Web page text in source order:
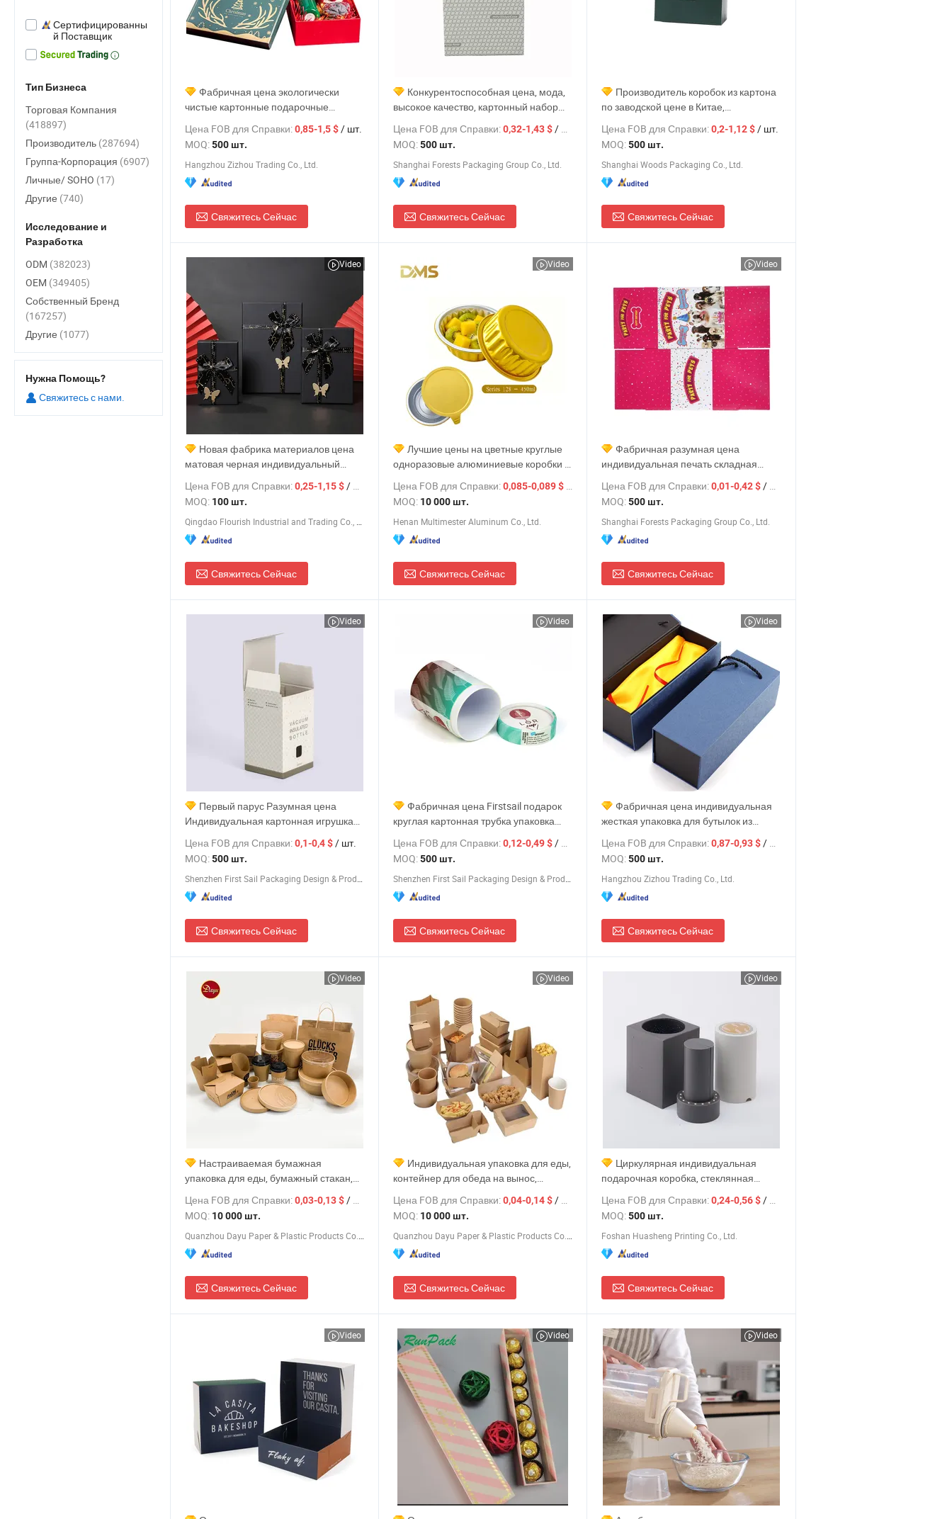
Фабричная цена экологически
чистые картонные подарочные
коробки с индивидуальным логотипом
для чашек кофе, роскошная упаковка
для рождественского печенья с
крышкой
Цена FOB для Справки:0,85-1,5 $/ шт.
MOQ:500 шт.
Hangzhou Zizhou Trading Co., Ltd.
Свяжитесь Сейчас
Конкурентоспособная цена, мода,
высокое качество, картонный набор
подарочная коробка, индивидуальная
роскошная складная подарочная
коробка
Цена FOB для Справки:0,32-1,43 $/ шт.
MOQ:500 шт.
Shanghai Forests Packaging Group Co., Ltd.
Свяжитесь Сейчас
Производитель коробок из картона
по заводской цене в Китае,
индивидуальная упаковка для чашек
Цена FOB для Справки:0,2-1,12 $/ шт.
MOQ:500 шт.
Shanghai Woods Packaging Co., Ltd.
Свяжитесь Сейчас
Video
Новая фабрика материалов цена
матовая черная индивидуальный
рождественское украшение картонная
упаковка упаковка доставка коробки
маленькая подарочная коробка
Цена FOB для Справки:0,25-1,15 $/ шт.
MOQ: 100 шт.
Свяжитесь Сейчас
Video
Лучшие цены на цветные круглые
одноразовые алюминиевые коробки с
Цена FOB для Справки:0,085-0,089 $/ шт.
MOQ: 10 000 шт.
Henan Multimester Aluminum Co., Ltd.
Свяжитесь Сейчас
Video
Фабричная разумная цена
индивидуальная печать складная
подарочная бумажная коробка для
кружки упаковка из гофрированного
картона
Цена FOB для Справки:0,01-0,42 $/ шт.
MOQ:500 шт.
Shanghai Forests Packaging Group Co., Ltd.
Свяжитесь Сейчас
Video
Первый парус Разумная цена
Индивидуальная картонная игрушка
Кофейная кружка Косметическая
кисть Флакон для духов Подарочная
складная бумажная коробка
Цена FOB для Справки:0,1-0,4 $/ шт.
MOQ:500 шт.
Свяжитесь Сейчас
Video
Фабричная цена Firstsail подарок
круглая картонная трубка упаковка
бумажная коробка для силиконовой
менструальной чаши
Цена FOB для Справки:0,12-0,49 $/ шт.
MOQ:500 шт.
Свяжитесь Сейчас
Video
Фабричная цена индивидуальная
жесткая упаковка для бутылок из
бумаги, коробка высокого качества для
кружек, термосов, премиум
подарочная бумажная коробка
Цена FOB для Справки:0,87-0,93 $/ шт.
MOQ:500 шт.
Hangzhou Zizhou Trading Co., Ltd.
Свяжитесь Сейчас
Video
Настраиваемая бумажная
упаковка для еды, бумажный стакан,
вынос
Цена FOB для Справки:0,03-0,13 $/ шт.
MOQ: 10 000 шт.
Свяжитесь Сейчас
Video
Индивидуальная упаковка для еды,
контейнер для обеда на вынос,
салатница, чаша для супа, кофейный
стакан
Цена FOB для Справки:0,04-0,14 $/ шт.
MOQ: 10 000 шт.
Свяжитесь Сейчас
Video
Циркулярная индивидуальная
подарочная коробка, стеклянная
чашка, упаковка для парфюмерии и
косметики, креативная бумажная
коробка
Цена FOB для Справки:0,24-0,56 $/ шт.
MOQ:500 шт.
Foshan Huasheng Printing Co., Ltd.
Свяжитесь Сейчас
Video Video Video
Сертифицированны
й Поставщик
Тип Бизнеса
Торговая Компания
(418897)
Производитель (287694)
Группа-Корпорация (6907)
Личные/ SOHO (17)
Другие (740)
Исследование и
Разработка
ODM (382023)
OEM (349405)
Собственный Бренд
(167257)
Другие (1077)
Нужна Помощь?
Свяжитесь с нами.